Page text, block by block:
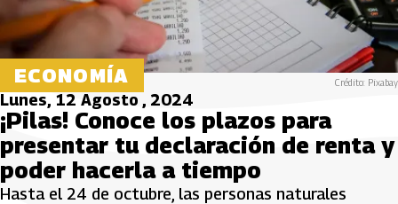
ECONOMÍA Crédito: Pixabay
Lunes, 12 Agosto , 2024
¡Pilas! Conoce los plazos para
presentar tu declaración de renta y
poder hacerla a tiempo
Hasta el 24 de octubre, las personas naturales